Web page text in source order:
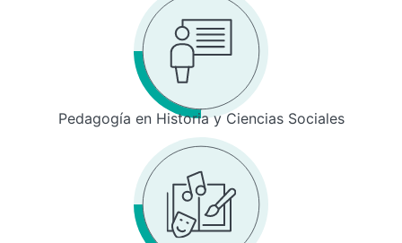
Pedagogía en Historia y Ciencias Sociales